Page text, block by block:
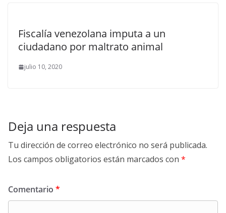
Fiscalía venezolana imputa a un
ciudadano por maltrato animal
julio 10, 2020
Deja una respuesta
Tu dirección de correo electrónico no será publicada.
Los campos obligatorios están marcados con *
Comentario *